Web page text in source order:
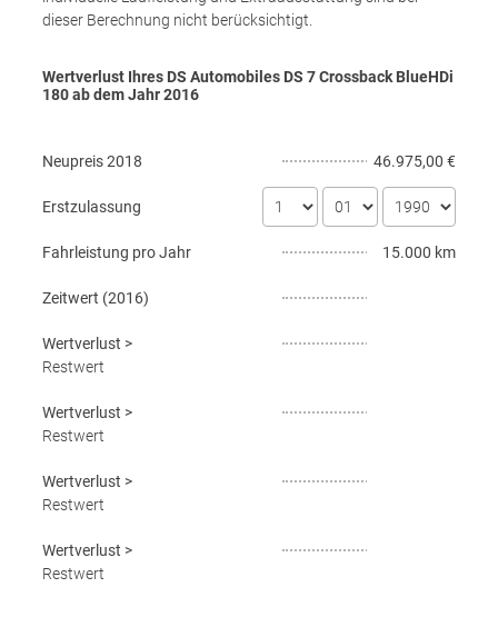
dieser Berechnung nicht berücksichtigt.
Wertverlust Ihres DS Automobiles DS 7 Crossback BlueHDi
180 ab dem Jahr2016
Neupreis2018 46.975,00 €
Erstzulassung
Fahrleistung pro Jahr 15.000 km
Zeitwert (2016)
Wertverlust >
Restwert
Wertverlust >
Restwert
Wertverlust >
Restwert
Wertverlust >
Restwert